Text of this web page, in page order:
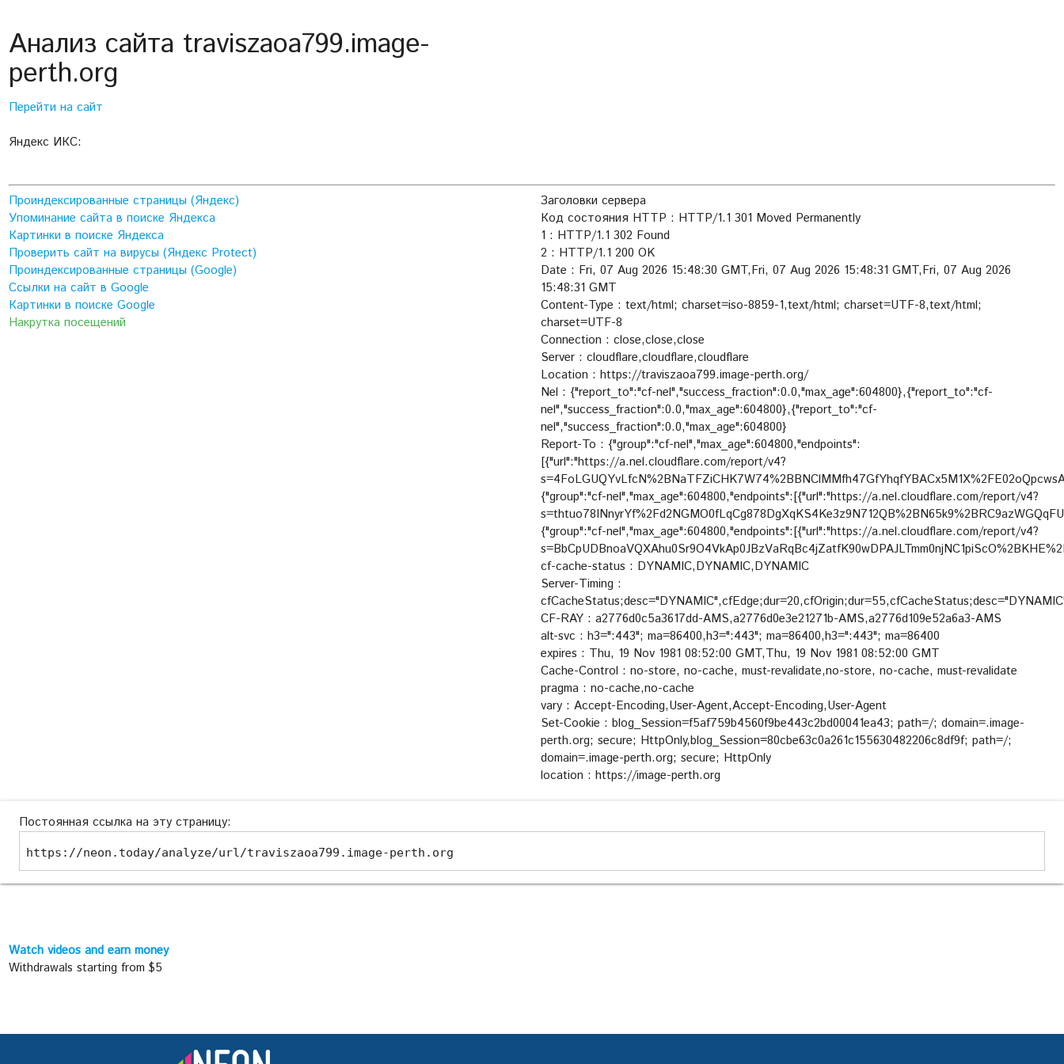
Анализ сайта traviszaoa799.image-
perth.org
Перейти на сайт
Яндекс ИКС:
Проиндексированные страницы (Яндекс)
Упоминание сайта в поиске Яндекса
Картинки в поиске Яндекса
Проверить сайт на вирусы (Яндекс Protect)
Проиндексированные страницы (Google)
Ссылки на сайт в Google
Картинки в поиске Google
Накрутка посещений
Заголовки сервера
Код состояния HTTP : HTTP/1.1 301 Moved Permanently
1 : HTTP/1.1 302 Found
2 : HTTP/1.1 200 OK
Date : Fri, 07 Aug 2026 15:48:30 GMT,Fri, 07 Aug 2026 15:48:31 GMT,Fri, 07 Aug 2026
15:48:31 GMT
Content-Type : text/html; charset=iso-8859-1,text/html; charset=UTF-8,text/html;
charset=UTF-8
Connection : close,close,close
Server : cloudflare,cloudflare,cloudflare
Location : https://traviszaoa799.image-perth.org/
Nel : {"report_to":"cf-nel","success_fraction":0.0,"max_age":604800},{"report_to":"cf-
nel","success_fraction":0.0,"max_age":604800},{"report_to":"cf-
nel","success_fraction":0.0,"max_age":604800}
Report-To : {"group":"cf-nel","max_age":604800,"endpoints":
[{"url":"https://a.nel.cloudflare.com/report/v4?
{"group":"cf-nel","max_age":604800,"endpoints":[{"url":"https://a.nel.cloudflare.com/report/v4?
{"group":"cf-nel","max_age":604800,"endpoints":[{"url":"https://a.nel.cloudflare.com/report/v4?
cf-cache-status : DYNAMIC,DYNAMIC,DYNAMIC
Server-Timing :
CF-RAY : a2776d0c5a3617dd-AMS,a2776d0e3e21271b-AMS,a2776d109e52a6a3-AMS
alt-svc : h3=":443"; ma=86400,h3=":443"; ma=86400,h3=":443"; ma=86400
expires : Thu, 19 Nov 1981 08:52:00 GMT,Thu, 19 Nov 1981 08:52:00 GMT
Cache-Control : no-store, no-cache, must-revalidate,no-store, no-cache, must-revalidate
pragma : no-cache,no-cache
vary : Accept-Encoding,User-Agent,Accept-Encoding,User-Agent
Set-Cookie : blog_Session=f5af759b4560f9be443c2bd00041ea43; path=/; domain=.image-
perth.org; secure; HttpOnly,blog_Session=80cbe63c0a261c155630482206c8df9f; path=/;
domain=.image-perth.org; secure; HttpOnly
location : https://image-perth.org
Постоянная ссылка на эту страницу:
https://neon.today/analyze/url/traviszaoa799.image-perth.org
Watch videos and earn money
Withdrawals starting from $5